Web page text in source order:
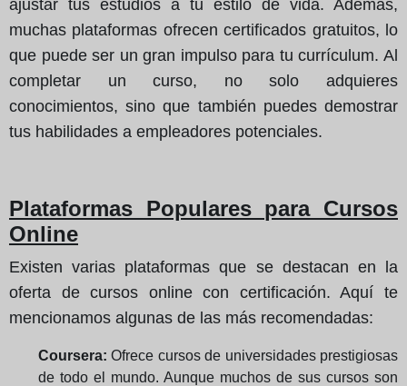
ajustar tus estudios a tu estilo de vida. Además,
muchas plataformas ofrecen certificados gratuitos, lo
que puede ser un gran impulso para tu currículum. Al
completar un curso, no solo adquieres
conocimientos, sino que también puedes demostrar
tus habilidades a empleadores potenciales.
Plataformas Populares para Cursos
Online
Existen varias plataformas que se destacan en la
oferta de cursos online con certificación. Aquí te
mencionamos algunas de las más recomendadas:
Coursera: Ofrece cursos de universidades prestigiosas
de todo el mundo. Aunque muchos de sus cursos son